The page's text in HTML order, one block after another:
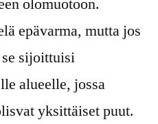
epävarma, mutta jos
sijoittuisi
alueelle, jossa
yksittäiset puut.